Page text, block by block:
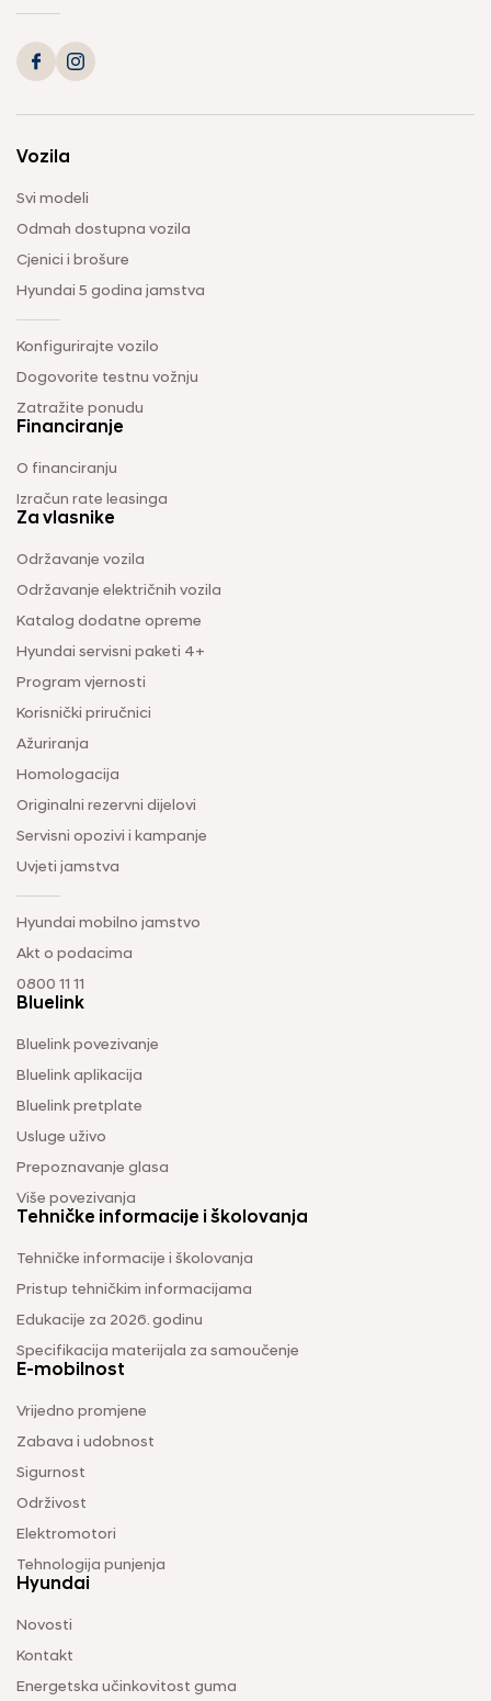
Vozila
Svi modeli
Odmah dostupna vozila
Cjenici i brošure
Hyundai 5 godina jamstva
Konfigurirajte vozilo
Dogovorite testnu vožnju
Zatražite ponudu
Financiranje
O financiranju
Izračun rate leasinga
Za vlasnike
Održavanje vozila
Održavanje električnih vozila
Katalog dodatne opreme
Hyundai servisni paketi 4+
Program vjernosti
Korisnički priručnici
Ažuriranja
Homologacija
Originalni rezervni dijelovi
Servisni opozivi i kampanje
Uvjeti jamstva
Hyundai mobilno jamstvo
Akt o podacima
0800 11 11
Bluelink
Bluelink povezivanje
Bluelink aplikacija
Bluelink pretplate
Usluge uživo
Prepoznavanje glasa
Više povezivanja
Tehničke informacije i školovanja
Tehničke informacije i školovanja
Pristup tehničkim informacijama
Edukacije za 2026. godinu
Specifikacija materijala za samoučenje
E-mobilnost
Vrijedno promjene
Zabava i udobnost
Sigurnost
Održivost
Elektromotori
Tehnologija punjenja
Hyundai
Novosti
Kontakt
Energetska učinkovitost guma